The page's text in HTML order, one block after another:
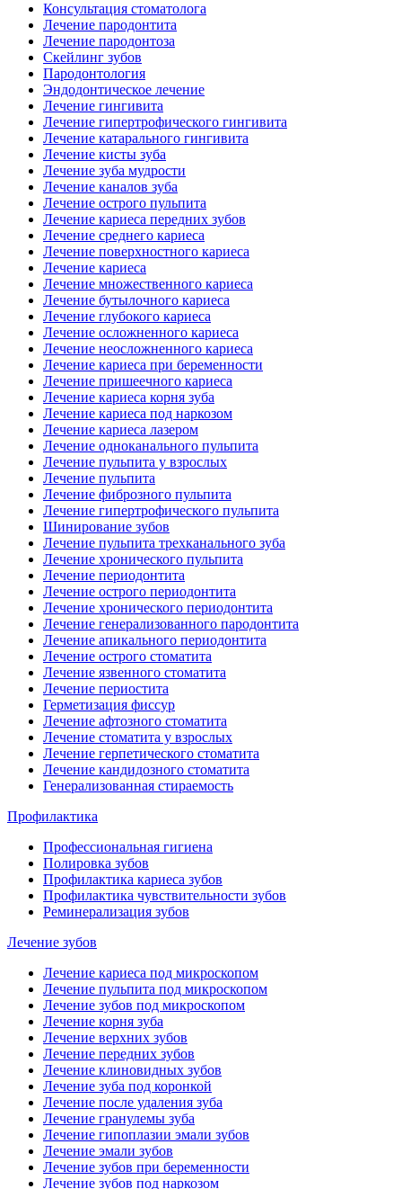
Консультация стоматолога
Лечение пародонтита
Лечение пародонтоза
Скейлинг зубов
Пародонтология
Эндодонтическое лечение
Лечение гингивита
Лечение гипертрофического гингивита
Лечение катарального гингивита
Лечение кисты зуба
Лечение зуба мудрости
Лечение каналов зуба
Лечение острого пульпита
Лечение кариеса передних зубов
Лечение среднего кариеса
Лечение поверхностного кариеса
Лечение кариеса
Лечение множественного кариеса
Лечение бутылочного кариеса
Лечение глубокого кариеса
Лечение осложненного кариеса
Лечение неосложненного кариеса
Лечение кариеса при беременности
Лечение пришеечного кариеса
Лечение кариеса корня зуба
Лечение кариеса под наркозом
Лечение кариеса лазером
Лечение одноканального пульпита
Лечение пульпита у взрослых
Лечение пульпита
Лечение фиброзного пульпита
Лечение гипертрофического пульпита
Шинирование зубов
Лечение пульпита трехканального зуба
Лечение хронического пульпита
Лечение периодонтита
Лечение острого периодонтита
Лечение хронического периодонтита
Лечение генерализованного пародонтита
Лечение апикального периодонтита
Лечение острого стоматита
Лечение язвенного стоматита
Лечение периостита
Герметизация фиссур
Лечение афтозного стоматита
Лечение стоматита у взрослых
Лечение герпетического стоматита
Лечение кандидозного стоматита
Генерализованная стираемость
Профилактика
Профессиональная гигиена
Полировка зубов
Профилактика кариеса зубов
Профилактика чувствительности зубов
Реминерализация зубов
Лечение зубов
Лечение кариеса под микроскопом
Лечение пульпита под микроскопом
Лечение зубов под микроскопом
Лечение корня зуба
Лечение верхних зубов
Лечение передних зубов
Лечение клиновидных зубов
Лечение зуба под коронкой
Лечение после удаления зуба
Лечение гранулемы зуба
Лечение гипоплазии эмали зубов
Лечение эмали зубов
Лечение зубов при беременности
Лечение зубов под наркозом